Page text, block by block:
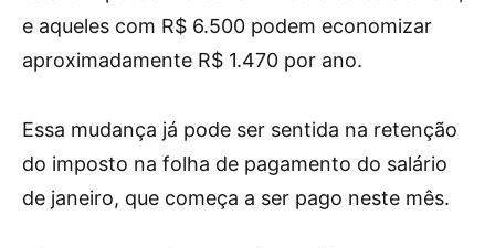
e aqueles com R$ 6.500 podem economizar
aproximadamente R$ 1.470 por ano.
Essa mudança já pode ser sentida na retenção
do imposto na folha de pagamento do salário
de janeiro, que começa a ser pago neste mês.